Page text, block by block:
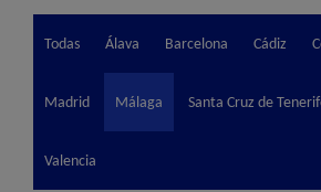
Todas Álava Barcelona Cádiz
Madrid Málaga Santa Cruz de
Valencia